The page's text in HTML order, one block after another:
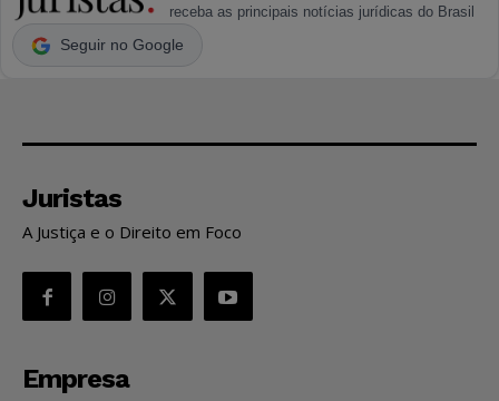
receba as principais notícias jurídicas do Brasil
Seguir no Google
Juristas
A Justiça e o Direito em Foco
Empresa